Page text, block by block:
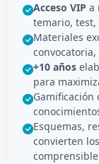
Acceso VIP a
temario,
Materiales
+10 años
para
Gamificación
Esquemas,
convierten
comprensible